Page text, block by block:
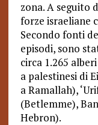
zona. A seguito
forze israeliane
Secondo fonti
episodi, sono
circa 1.265
a palestinesi di
a Ramallah),
(Betlemme),
Hebron).